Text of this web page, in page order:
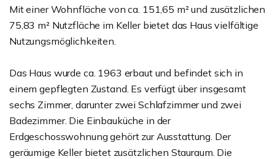
Mit einer Wohnfläche von ca. 151,65 m² und zusätzlichen
75,83 m² Nutzfläche im Keller bietet das Haus vielfältige
Nutzungsmöglichkeiten.
Das Haus wurde ca. 1963 erbaut und befindet sich in
einem gepflegten Zustand. Es verfügt über insgesamt
sechs Zimmer, darunter zwei Schlafzimmer und zwei
Badezimmer. Die Einbauküche in der
Erdgeschosswohnung gehört zur Ausstattung. Der
geräumige Keller bietet zusätzlichen Stauraum. Die